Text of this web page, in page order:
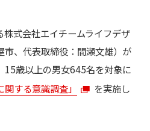
株式会社エイチームライフデザ
市、代表取締役：間瀬文雄）が
15歳以上の男女645名を対象に
関する意識調査」
を実施し